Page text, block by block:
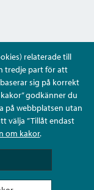
relaterade till
tredje part för att
sig på korrekt
godkänner du
på webbplatsen utan
välja ”Tillåt endast
om kakor.